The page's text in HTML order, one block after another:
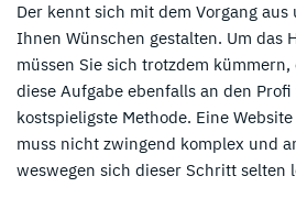
Der kennt sich mit dem Vorgang
Ihnen Wünschen gestalten. Um das
müssen Sie sich trotzdem kümmern,
diese Aufgabe ebenfalls an den
kostspieligste Methode. Eine
muss nicht zwingend komplex und
weswegen sich dieser Schritt selten